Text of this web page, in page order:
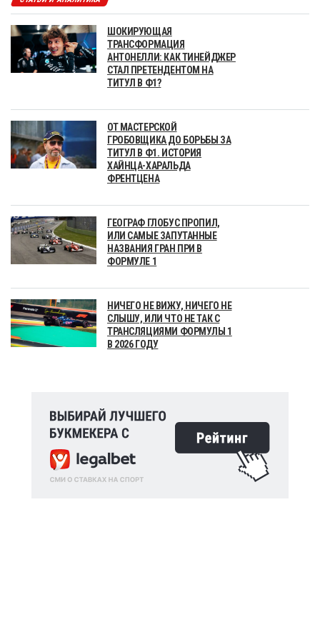
ШОКИРУЮЩАЯ
ТРАНСФОРМАЦИЯ
АНТОНЕЛЛИ: КАК ТИНЕЙДЖЕР
СТАЛ ПРЕТЕНДЕНТОМ НА
ТИТУЛ В Ф1?
ОТ МАСТЕРСКОЙ
ГРОБОВЩИКА ДО БОРЬБЫ ЗА
ТИТУЛ В Ф1. ИСТОРИЯ
ХАЙНЦА-ХАРАЛЬДА
ФРЕНТЦЕНА
ГЕОГРАФ ГЛОБУС ПРОПИЛ,
ИЛИ САМЫЕ ЗАПУТАННЫЕ
НАЗВАНИЯ ГРАН ПРИ В
ФОРМУЛЕ 1
НИЧЕГО НЕ ВИЖУ, НИЧЕГО НЕ
СЛЫШУ, ИЛИ ЧТО НЕ ТАК С
ТРАНСЛЯЦИЯМИ ФОРМУЛЫ 1
В 2026 ГОДУ